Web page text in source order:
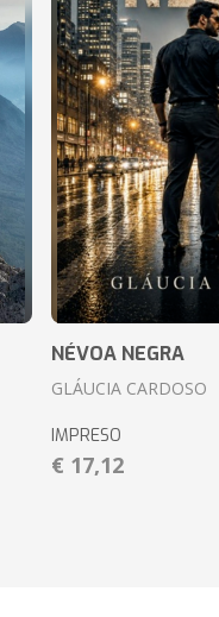
NÉVOA NEGRA
GLÁUCIA CARDOSO
IMPRESO
€ 17,12